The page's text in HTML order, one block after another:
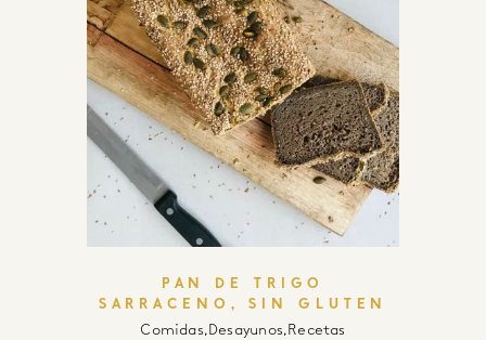
PAN DE TRIGO
SARRACENO, SIN GLUTEN
Comidas,Desayunos,Recetas